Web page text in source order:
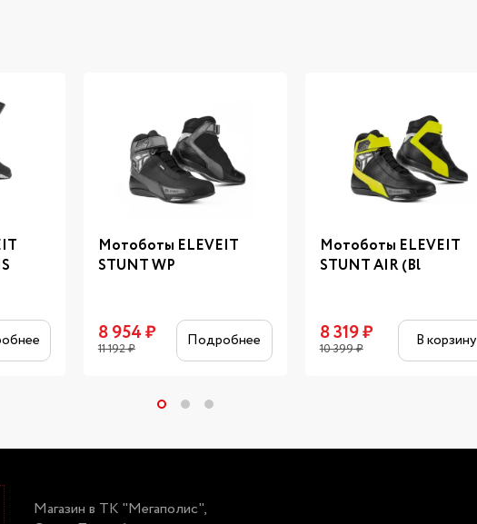
Мотоботы ELEVEIT
STUNT WP
8 954₽
11 192₽ Подробнее
Мотоботы ELEVEIT
STUNT AIR (Bl
8 319₽
10 399₽ В корзину
Магазин в ТК "Мегаполис",